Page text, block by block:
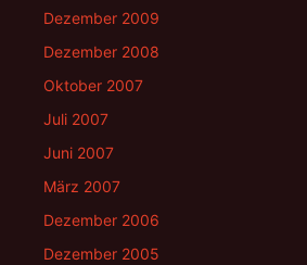
Dezember 2009
Dezember 2008
Oktober 2007
Juli 2007
Juni 2007
März 2007
Dezember 2006
Dezember 2005